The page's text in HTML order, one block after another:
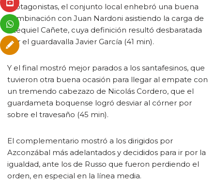
protagonistas, el conjunto local enhebró una buena
combinación con Juan Nardoni asistiendo la carga de
Ezequiel Cañete, cuya definición resultó desbaratada
por el guardavalla Javier García (41 min).
Y el final mostró mejor parados a los santafesinos, que
tuvieron otra buena ocasión para llegar al empate con
un tremendo cabezazo de Nicolás Cordero, que el
guardameta boquense logró desviar al córner por
sobre el travesaño (45 min).
El complementario mostró a los dirigidos por
Azconzábal más adelantados y decididos para ir por la
igualdad, ante los de Russo que fueron perdiendo el
orden, en especial en la línea media.